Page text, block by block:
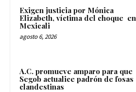
Exigen justicia por Mónica
Elizabeth, víctima del choque en
Mexicali
agosto 6, 2026
A.C. promueve amparo para que
Segob actualice padrón de fosas
clandestinas